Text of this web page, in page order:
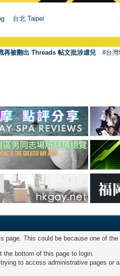
台北 Taipei
再被翻出 Threads 帖文批涉虐兒 #台灣
page. This could be because one of the
the bottom of this page to login.
to access administrative pages